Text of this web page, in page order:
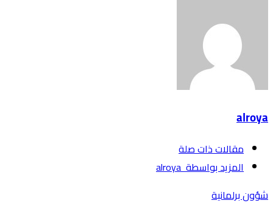
alroya
‫مقالات ذات صلة‬
‫‫المزيد بواسطة‬ ‬ alroya
شؤون برلمانية